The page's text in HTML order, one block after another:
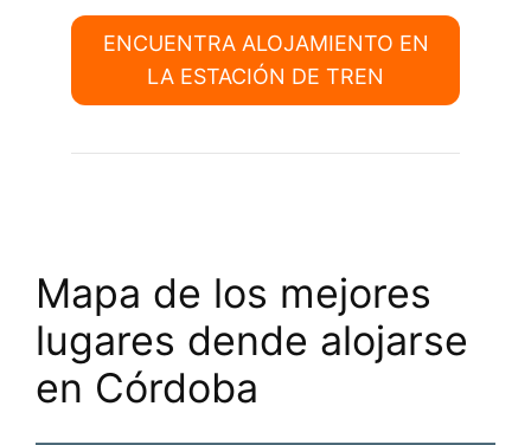
ENCUENTRA ALOJAMIENTO EN
LA ESTACIÓN DE TREN
Mapa de los mejores
lugares dende alojarse
en Córdoba